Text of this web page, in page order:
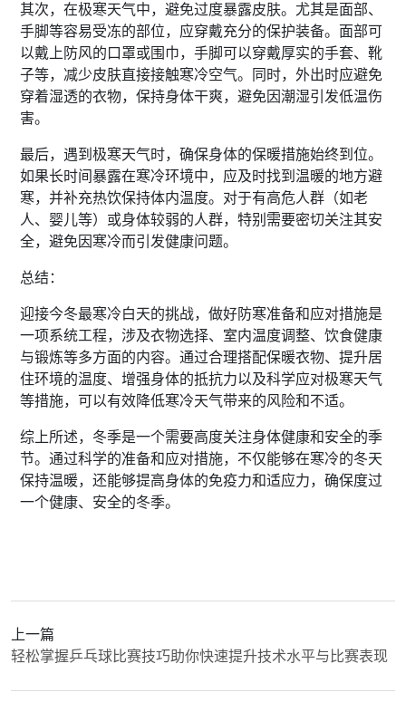
其次，在极寒天气中，避免过度暴露皮肤。尤其是面部、
手脚等容易受冻的部位，应穿戴充分的保护装备。面部可
以戴上防风的口罩或围巾，手脚可以穿戴厚实的手套、靴
子等，减少皮肤直接接触寒冷空气。同时，外出时应避免
穿着湿透的衣物，保持身体干爽，避免因潮湿引发低温伤
害。
最后，遇到极寒天气时，确保身体的保暖措施始终到位。
如果长时间暴露在寒冷环境中，应及时找到温暖的地方避
寒，并补充热饮保持体内温度。对于有高危人群（如老
人、婴儿等）或身体较弱的人群，特别需要密切关注其安
全，避免因寒冷而引发健康问题。
总结：
迎接今冬最寒冷白天的挑战，做好防寒准备和应对措施是
一项系统工程，涉及衣物选择、室内温度调整、饮食健康
与锻炼等多方面的内容。通过合理搭配保暖衣物、提升居
住环境的温度、增强身体的抵抗力以及科学应对极寒天气
等措施，可以有效降低寒冷天气带来的风险和不适。
综上所述，冬季是一个需要高度关注身体健康和安全的季
节。通过科学的准备和应对措施，不仅能够在寒冷的冬天
保持温暖，还能够提高身体的免疫力和适应力，确保度过
一个健康、安全的冬季。
上一篇
轻松掌握乒乓球比赛技巧助你快速提升技术水平与比赛表现